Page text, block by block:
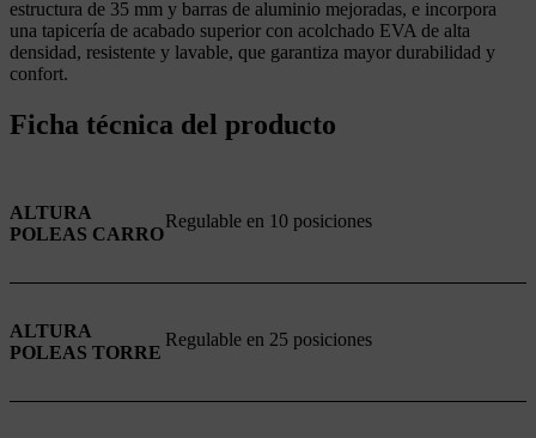
estructura de 35 mm y barras de aluminio mejoradas, e incorpora
una tapicería de acabado superior con acolchado EVA de alta
densidad, resistente y lavable, que garantiza mayor durabilidad y
confort.
Ficha técnica del producto
ALTURA
POLEAS CARRO
Regulable en 10 posiciones
ALTURA
POLEAS TORRE
Regulable en 25 posiciones